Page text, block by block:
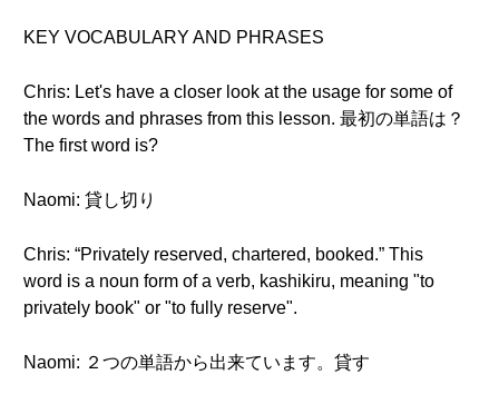
KEY VOCABULARY AND PHRASES
Chris: Let's have a closer look at the usage for some of
the words and phrases from this lesson. 最初の単語は？
The first word is?
Naomi: 貸し切り
Chris: “Privately reserved, chartered, booked.” This
word is a noun form of a verb, kashikiru, meaning "to
privately book" or "to fully reserve".
Naomi: ２つの単語から出来ています。貸す